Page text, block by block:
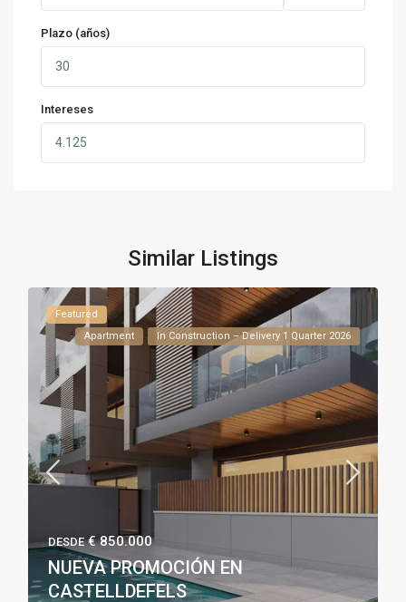
Plazo (años)
Intereses
Similar Listings
Featured
Apartment
In Construction – Delivery 1 Quarter 2026
DESDE€ 850.000
NUEVA PROMOCIÓN EN
CASTELLDEFELS